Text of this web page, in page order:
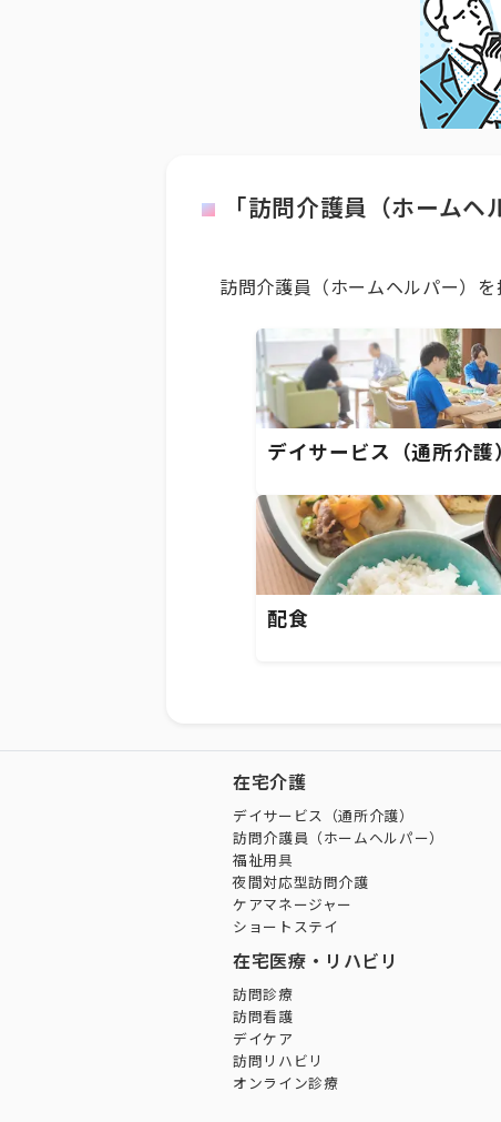
「訪問介護員（ホーム
訪問介護員（ホームヘルパー）
デイサービス（通所介護
配食
在宅介護
デイサービス（通所介護）
訪問介護員（ホームヘルパー）
福祉用具
夜間対応型訪問介護
ケアマネージャー
ショートステイ
在宅医療・リハビリ
訪問診療
訪問看護
デイケア
訪問リハビリ
オンライン診療